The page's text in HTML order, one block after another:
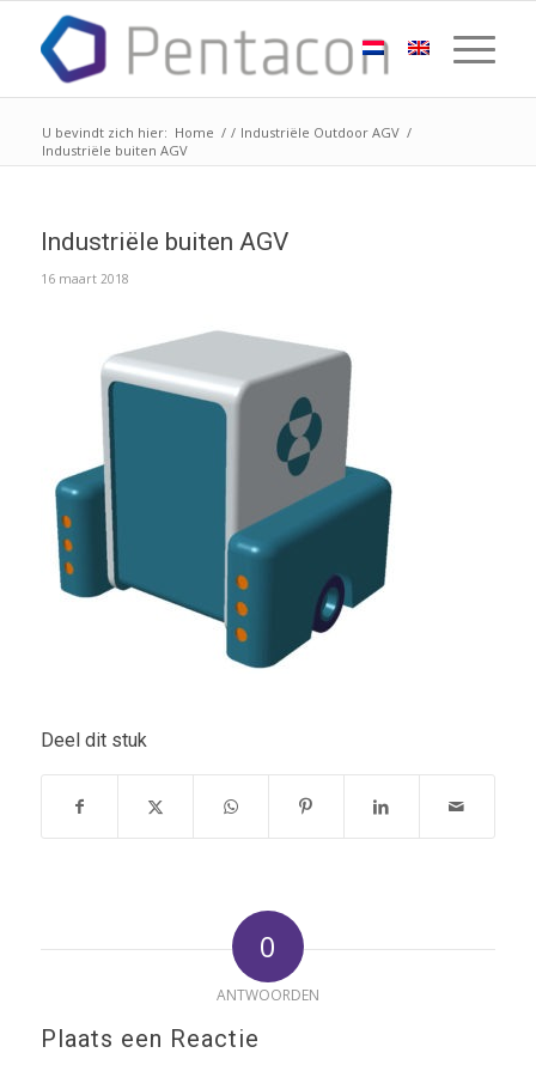
U bevindt zich hier: Home / / Industriële Outdoor AGV /
Industriële buiten AGV
Industriële buiten AGV
16 maart 2018
Deel dit stuk
0
ANTWOORDEN
Plaats een Reactie